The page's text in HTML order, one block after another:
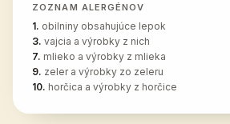
ZOZNAM ALERGÉNOV
1. obilniny obsahujúce lepok
3. vajcia a výrobky z nich
7. mlieko a výrobky z mlieka
9. zeler a výrobky zo zeleru
10. horčica a výrobky z horčice